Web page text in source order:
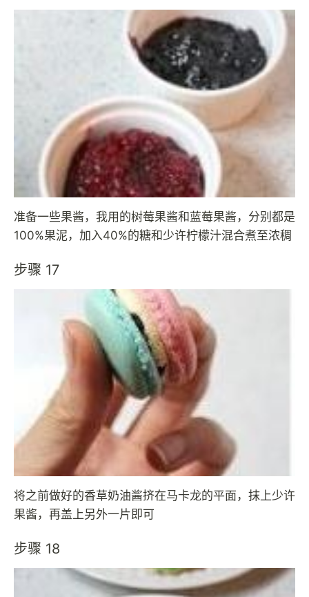
准备一些果酱，我用的树莓果酱和蓝莓果酱，分别都是
100%果泥，加入40%的糖和少许柠檬汁混合煮至浓稠
步骤 17
将之前做好的香草奶油酱挤在马卡龙的平面，抹上少许
果酱，再盖上另外一片即可
步骤 18